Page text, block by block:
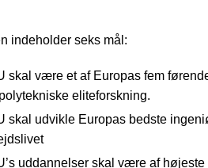
indeholder seks mål:
skal være et af Europas fem
eliteforskning.
skal udvikle Europas bedste
uddannelser skal være af